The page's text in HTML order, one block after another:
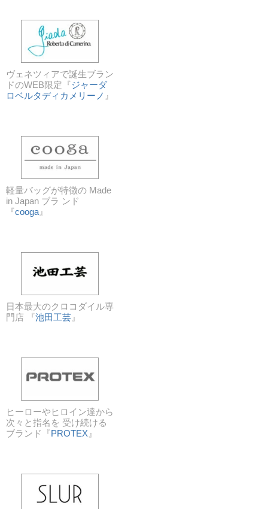
ヴェネツィアで誕生ブラン
ドのWEB限定『ジャーダ
ロベルタディカメリーノ 』
軽量バッグが特徴の Made
in Japan ブラ ンド
『cooga 』
日本最大のクロコダイル専
門店 『池田工芸 』
ヒーローやヒロイン達から
次々と指名を 受け続ける
ブランド『PROTEX 』